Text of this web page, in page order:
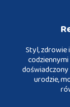
Styl, zdrowie
doświadczony
urodzie,